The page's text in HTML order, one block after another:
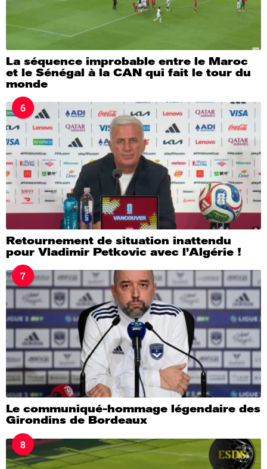
La séquence improbable entre le Maroc
et le Sénégal à la CAN qui fait le tour du
monde
6
Retournement de situation inattendu
pour Vladimir Petkovic avec l’Algérie !
7
Le communiqué-hommage légendaire des
Girondins de Bordeaux
8